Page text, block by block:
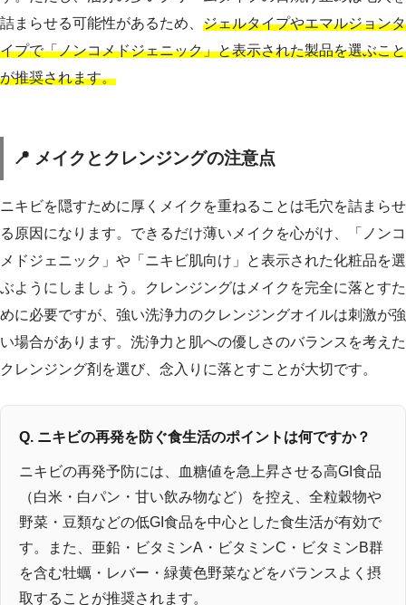
詰まらせる可能性があるため、 ジェルタイプやエマルジョンタ
イプで「ノンコメドジェニック」と表示された製品を選ぶこと
が推奨されます。
📍 メイクとクレンジングの注意点
ニキビを隠すために厚くメイクを重ねることは毛穴を詰まらせ
る原因になります。できるだけ薄いメイクを心がけ、「ノンコ
メドジェニック」や「ニキビ肌向け」と表示された化粧品を選
ぶようにしましょう。クレンジングはメイクを完全に落とすた
めに必要ですが、強い洗浄力のクレンジングオイルは刺激が強
い場合があります。洗浄力と肌への優しさのバランスを考えた
クレンジング剤を選び、念入りに落とすことが大切です。
Q. ニキビの再発を防ぐ食生活のポイントは何ですか？
ニキビの再発予防には、血糖値を急上昇させる高GI食品
（白米・白パン・甘い飲み物など）を控え、全粒穀物や
野菜・豆類などの低GI食品を中心とした食生活が有効で
す。また、亜鉛・ビタミンA・ビタミンC・ビタミンB群
を含む牡蠣・レバー・緑黄色野菜などをバランスよく摂
取することが推奨されます。